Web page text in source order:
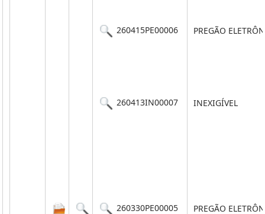
260415PE00006 PREGÃO
260413IN00007 INEXIGÍVEL
260330PE00005 PREGÃO